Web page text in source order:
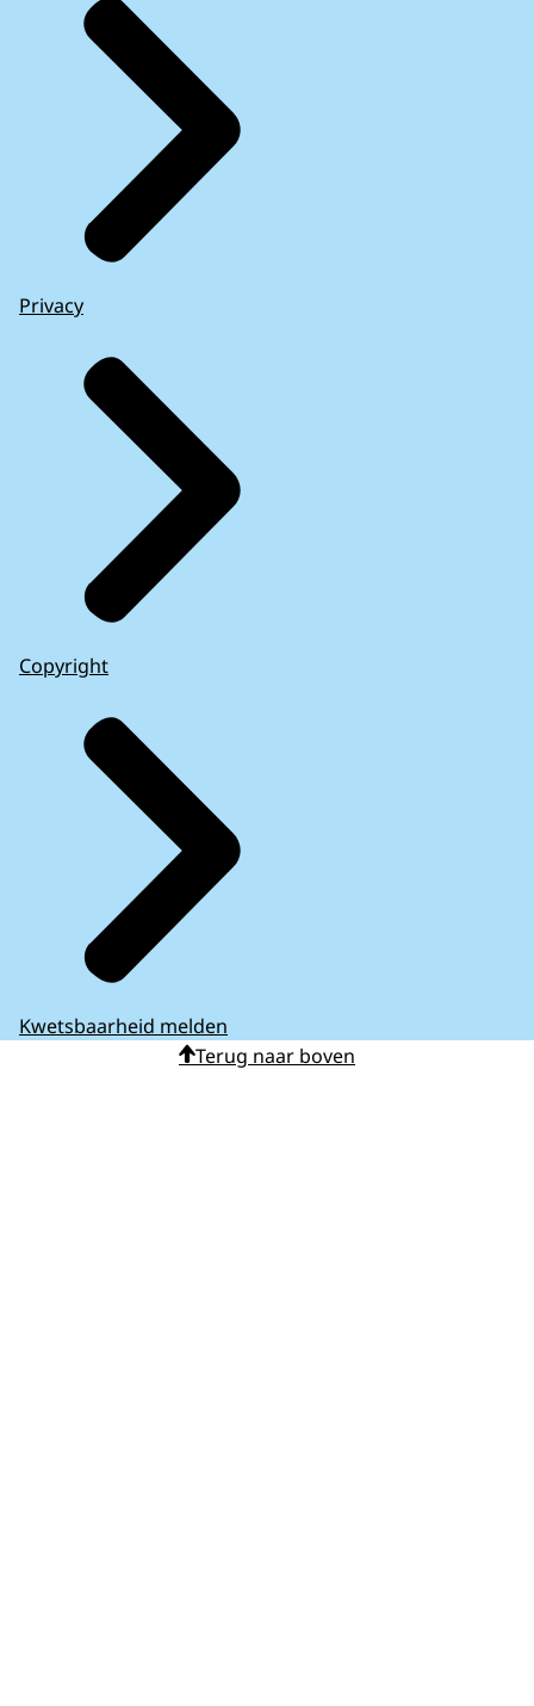
Privacy
Copyright
Kwetsbaarheid melden
Terug naar boven